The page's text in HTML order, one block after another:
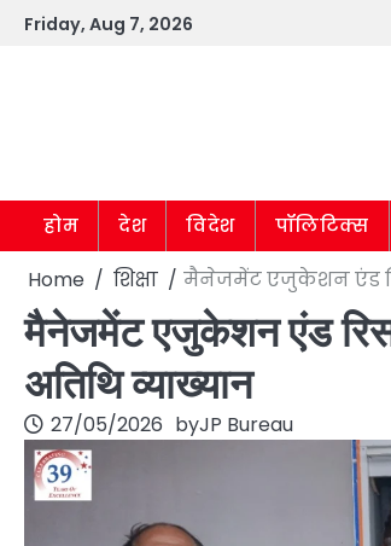
SkipFriday, Aug 7, 2026
होम देश विदेश पॉलिटिक्स
Home शिक्षा मैनेजमेंट एजुकेशन एंड
मैनेजमेंट एजुकेशन एंड
अतिथि व्याख्यान
27/05/2026 byJP Bureau